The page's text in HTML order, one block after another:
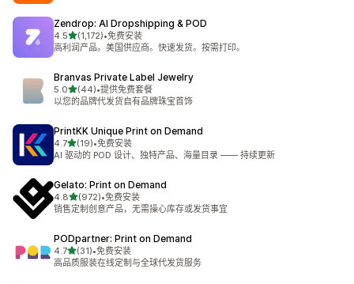
Zendrop: AI Dropshipping & POD
4.5星（满分 5 星）
(1,172)
总共 1172 条评论
•免费安装
高利润产品。美国供应商。快速发货。按需打印。
Branvas Private Label Jewelry
5.0星（满分 5 星）
(44)
总共 44 条评论
•提供免费套餐
以您的品牌代发货自有品牌珠宝首饰
PrintKK Unique Print on Demand
4.7星（满分 5 星）
(19)
总共 19 条评论
•免费安装
AI 驱动的 POD 设计、独特产品、海量目录 —— 持续更新
Gelato: Print on Demand
4.8星（满分 5 星）
(972)
总共 972 条评论
•免费安装
销售定制创意产品，无需操心库存或发货事宜
PODpartner: Print on Demand
4.7星（满分 5 星）
(31)
总共 31 条评论
•免费安装
高品质服装在线定制与全球代发货服务